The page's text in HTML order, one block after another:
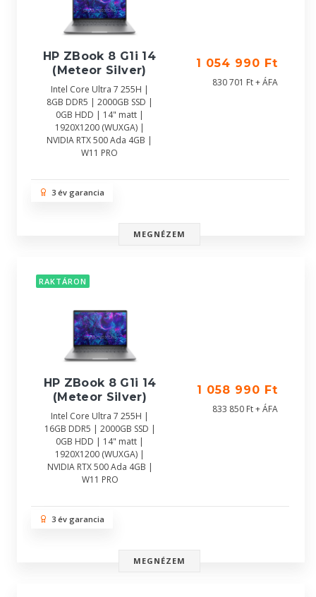
HP ZBook 8 G1i 14
(Meteor Silver)
Intel Core Ultra 7 255H |
8GB DDR5 | 2000GB SSD |
0GB HDD | 14" matt |
1920X1200 (WUXGA) |
NVIDIA RTX 500 Ada 4GB |
W11 PRO
1 054 990 Ft
830 701 Ft + ÁFA
3 év garancia
MEGNÉZEM
RAKTÁRON
HP ZBook 8 G1i 14
(Meteor Silver)
Intel Core Ultra 7 255H |
16GB DDR5 | 2000GB SSD |
0GB HDD | 14" matt |
1920X1200 (WUXGA) |
NVIDIA RTX 500 Ada 4GB |
W11 PRO
1 058 990 Ft
833 850 Ft + ÁFA
3 év garancia
MEGNÉZEM